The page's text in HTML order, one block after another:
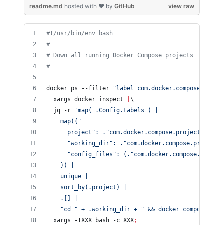
view raw
readme.md hosted with ❤ by GitHub
#! /usr/bin/env bash
#
# Down all running Docker Compose projects
#
docker ps --filter "
  xargs docker inspect
\
  jq -r
'map( .Config.Labels ) |
    map({"
      project": ."com.docker.compose.project",
"working_dir":
"config_files":
    }) |
    unique |
    sort_by(.project) |
    .[] |
"cd " + .working_dir + " && docker compose "
  xargs -IXXX bash -c XXX
;